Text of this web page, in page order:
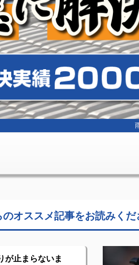
のオススメ記事をお読みくだ
が止まらないま